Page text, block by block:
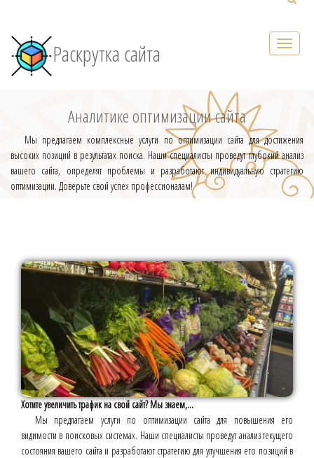
Раскрутка сайта
Аналитике оптимизации сайта
Мы предлагаем комплексные услуги по оптимизации сайта для достижения
высоких позиций в результатах поиска. Наши специалисты проведут глубокий анализ
вашего сайта, определят проблемы и разработают индивидуальную стратегию
оптимизации. Доверьте свой успех профессионалам!
Хотите увеличить трафик на свой сайт? Мы знаем,...
Мы предлагаем услуги по оптимизации сайта для повышения его
видимости в поисковых системах. Наши специалисты проведут анализ текущего
состояния вашего сайта и разработают стратегию для улучшения его позиций в